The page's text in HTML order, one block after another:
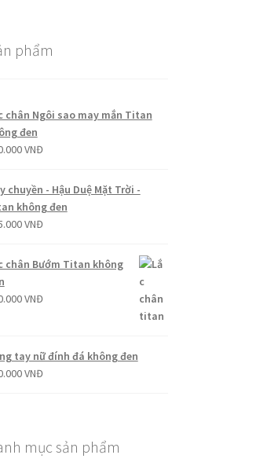
phẩm
chân Ngôi sao may mắn Titan
đen
VNĐ
chuyền - Hậu Duệ Mặt Trời -
không đen
VNĐ
chân Bướm Titan không
VNĐ
tay nữ đính đá không đen
VNĐ
mục sản phẩm